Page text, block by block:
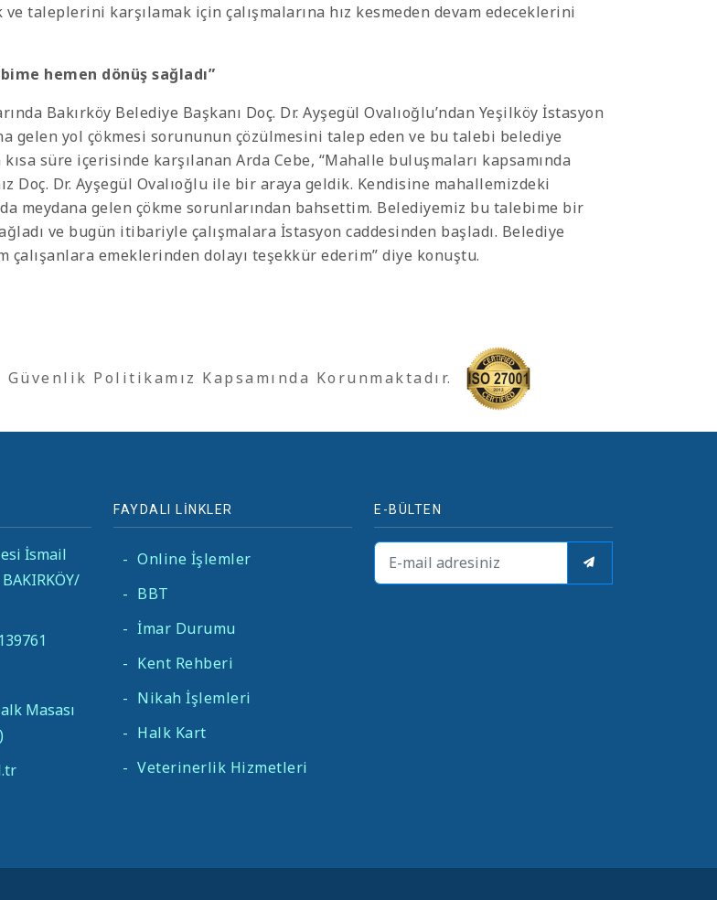
ve taleplerini karşılamak için çalışmalarına hız kesmeden devam edeceklerini
hemen dönüş sağladı”
Bakırköy Belediye Başkanı Doç. Dr. Ayşegül Ovalıoğlu’ndan Yeşilköy İstasyon
gelen yol çökmesi sorununun çözülmesini talep eden ve bu talebi belediye
süre içerisinde karşılanan Arda Cebe, “Mahalle buluşmaları kapsamında
Doç. Dr. Ayşegül Ovalıoğlu ile bir araya geldik. Kendisine mahallemizdeki
meydana gelen çökme sorunlarından bahsettim. Belediyemiz bu talebime bir
ve bugün itibariyle çalışmalara İstasyon caddesinden başladı. Belediye
çalışanlara emeklerinden dolayı teşekkür ederim” diye konuştu.
Politikamız Kapsamında Korunmaktadır.
İsmail
Masası
FAYDALI LİNKLER
- Online İşlemler
- BBT
- İmar Durumu
- Kent Rehberi
- Nikah İşlemleri
- Halk Kart
- Veterinerlik Hizmetleri
E-BÜLTEN